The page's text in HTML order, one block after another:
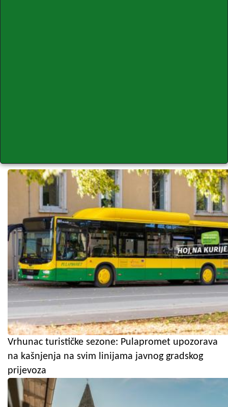
Vrhunac turističke sezone: Pulapromet upozorava
na kašnjenja na svim linijama javnog gradskog
prijevoza